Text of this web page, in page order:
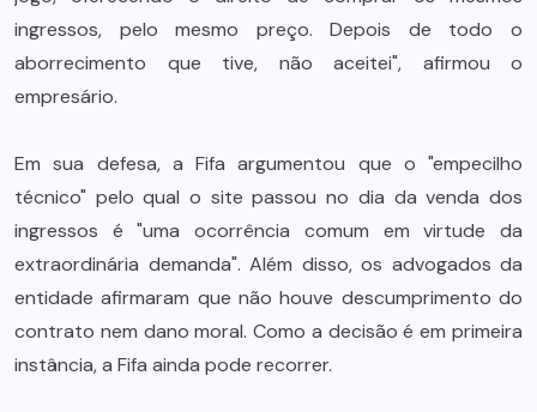
ingressos, pelo mesmo preço. Depois de todo o
aborrecimento que tive, não aceitei", afirmou o
empresário.
Em sua defesa, a Fifa argumentou que o "empecilho
técnico" pelo qual o site passou no dia da venda dos
ingressos é "uma ocorrência comum em virtude da
extraordinária demanda". Além disso, os advogados da
entidade afirmaram que não houve descumprimento do
contrato nem dano moral. Como a decisão é em primeira
instância, a Fifa ainda pode recorrer.